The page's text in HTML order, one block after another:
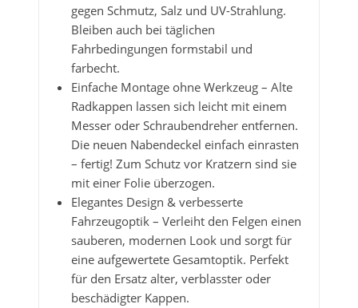
gegen Schmutz, Salz und UV-Strahlung.
Bleiben auch bei täglichen
Fahrbedingungen formstabil und
farbecht.
Einfache Montage ohne Werkzeug – Alte
Radkappen lassen sich leicht mit einem
Messer oder Schraubendreher entfernen.
Die neuen Nabendeckel einfach einrasten
– fertig! Zum Schutz vor Kratzern sind sie
mit einer Folie überzogen.
Elegantes Design & verbesserte
Fahrzeugoptik – Verleiht den Felgen einen
sauberen, modernen Look und sorgt für
eine aufgewertete Gesamtoptik. Perfekt
für den Ersatz alter, verblasster oder
beschädigter Kappen.